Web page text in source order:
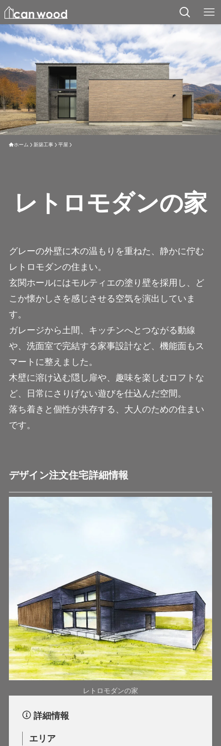
ホーム 新築工事 平屋
レトロモダンの家
グレーの外壁に木の温もりを重ねた、静かに佇む
レトロモダンの住まい。
玄関ホールにはモルティエの塗り壁を採用し、ど
こか懐かしさを感じさせる空気を演出していま
す。
ガレージから土間、キッチンへとつながる動線
や、洗面室で完結する家事設計など、機能面もス
マートに整えました。
木壁に溶け込む隠し扉や、趣味を楽しむロフトな
ど、日常にさりげない遊びを仕込んだ空間。
落ち着きと個性が共存する、大人のための住まい
です。
デザイン注文住宅詳細情報
レトロモダンの家
詳細情報
エリア